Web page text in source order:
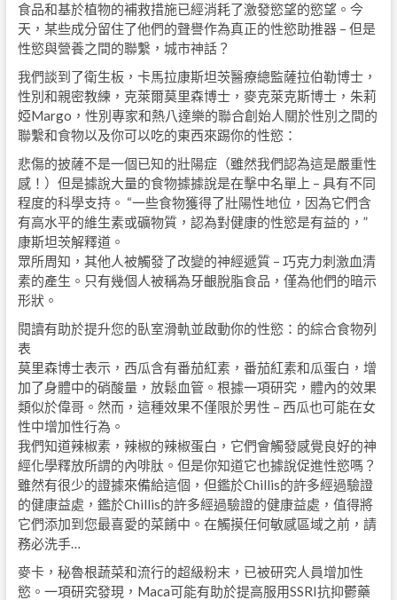
食品和基於植物的補救措施已經消耗了激發慾望的慾望。今
天，某些成分留住了他們的聲譽作為真正的性慾助推器 – 但是
性慾與營養之間的聯繫，城市神話？
我們談到了衛生板，卡馬拉康斯坦茨醫療總監薩拉伯勒博士，
性別和親密教練，克萊爾莫里森博士，麥克萊克斯博士，朱莉
婭Margo，性別專家和熱八達樂的聯合創始人關於性別之間的
聯繫和食物以及你可以吃的東西來踢你的性慾：
悲傷的披薩不是一個已知的壯陽症（雖然我們認為這是嚴重性
感！）但是據說大量的食物據據說是在擊中名單上 – 具有不同
程度的科學支持。 “一些食物獲得了壯陽性地位，因為它們含
有高水平的維生素或礦物質，認為對健康的性慾是有益的，”
康斯坦茨解釋道。
眾所周知，其他人被觸發了改變的神經遞質 – 巧克力刺激血清
素的產生。只有幾個人被稱為牙齦脫脂食品，僅為他們的暗示
形狀。
閱讀有助於提升您的臥室滑軌並啟動你的性慾： 的綜合食物列
表
莫里森博士表示，西瓜含有番茄紅素，番茄紅素和瓜蛋白，增
加了身體中的硝酸量，放鬆血管。根據一項研究，體內的效果
類似於偉哥。然而，這種效果不僅限於男性 – 西瓜也可能在女
性中增加性行為。
我們知道辣椒素，辣椒的辣椒蛋白，它們會觸發感覺良好的神
經化學釋放所謂的內啡肽。但是你知道它也據說促進性慾嗎？
雖然有很少的證據來備給這個，但鑑於Chillis的許多經過驗證
的健康益處，鑑於Chillis的許多經過驗證的健康益處，值得將
它們添加到您最喜愛的菜餚中。在觸摸任何敏感區域之前，請
務必洗手…
麥卡，秘魯根蔬菜和流行的超級粉末，已被研究人員增加性
慾。一項研究發現，Maca可能有助於提高服用SSRI抗抑鬱藥